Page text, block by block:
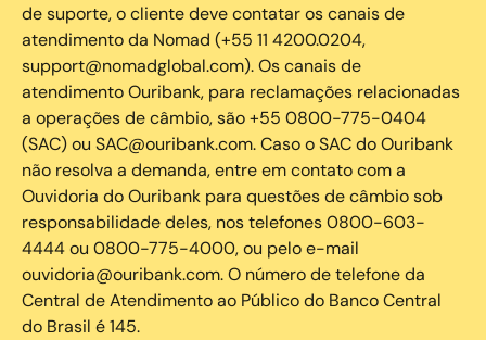
de suporte, o cliente deve contatar os canais de
atendimento da Nomad (+55 11 4200.0204,
support@nomadglobal.com). Os canais de
atendimento Ouribank, para reclamações relacionadas
a operações de câmbio, são +55 0800-775-0404
(SAC) ou SAC@ouribank.com. Caso o SAC do Ouribank
não resolva a demanda, entre em contato com a
Ouvidoria do Ouribank para questões de câmbio sob
responsabilidade deles, nos telefones 0800-603-
4444 ou 0800-775-4000, ou pelo e-mail
ouvidoria@ouribank.com. O número de telefone da
Central de Atendimento ao Público do Banco Central
do Brasil é 145.